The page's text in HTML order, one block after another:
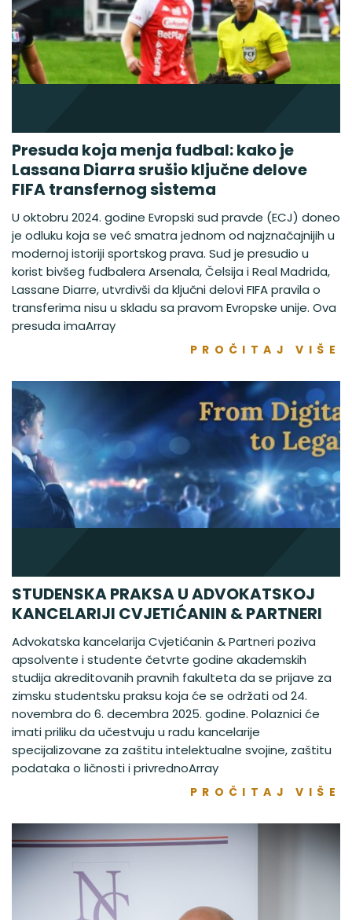
Presuda koja menja fudbal: kako je
Lassana Diarra srušio ključne delove
FIFA transfernog sistema
U oktobru 2024. godine Evropski sud pravde (ECJ) doneo
je odluku koja se već smatra jednom od najznačajnijih u
modernoj istoriji sportskog prava. Sud je presudio u
korist bivšeg fudbalera Arsenala, Čelsija i Real Madrida,
Lassane Diarre, utvrdivši da ključni delovi FIFA pravila o
transferima nisu u skladu sa pravom Evropske unije. Ova
presuda imaArray
PROČITAJ VIŠE
STUDENSKA PRAKSA U ADVOKATSKOJ
KANCELARIJI CVJETIĆANIN & PARTNERI
Advokatska kancelarija Cvjetićanin & Partneri poziva
apsolvente i studente četvrte godine akademskih
studija akreditovanih pravnih fakulteta da se prijave za
zimsku studentsku praksu koja će se održati od 24.
novembra do 6. decembra 2025. godine. Polaznici će
imati priliku da učestvuju u radu kancelarije
specijalizovane za zaštitu intelektualne svojine, zaštitu
podataka o ličnosti i privrednoArray
PROČITAJ VIŠE